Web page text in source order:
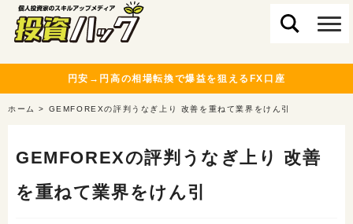
円安→円高の相場転換で爆益を狙えるFX口座
ホーム > GEMFOREXの評判うなぎ上り 改善を重ねて業界をけん引
GEMFOREXの評判うなぎ上り 改善
を重ねて業界をけん引